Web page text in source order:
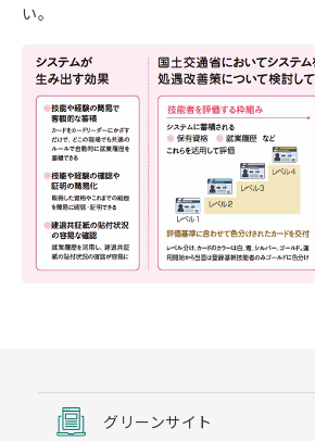
い。
グリーンサイト